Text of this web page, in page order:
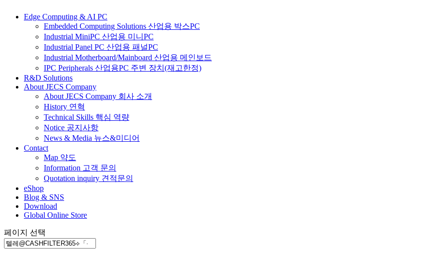
Edge Computing & AI PC
Embedded Computing Solutions 산업용 박스PC
Industrial MiniPC 산업용 미니PC
Industrial Panel PC 산업용 패널PC
Industrial Motherboard/Mainboard 산업용 메인보드
IPC Peripherals 산업용PC 주변 장치(재고한정)
R&D Solutions
About JECS Company
About JECS Company 회사 소개
History 연혁
Technical Skills 핵심 역량
Notice 공지사항
News & Media 뉴스&미디어
Contact
Map 약도
Information 고객 문의
Quotation inquiry 견적문의
eShop
Blog & SNS
Download
Global Online Store
페이지 선택